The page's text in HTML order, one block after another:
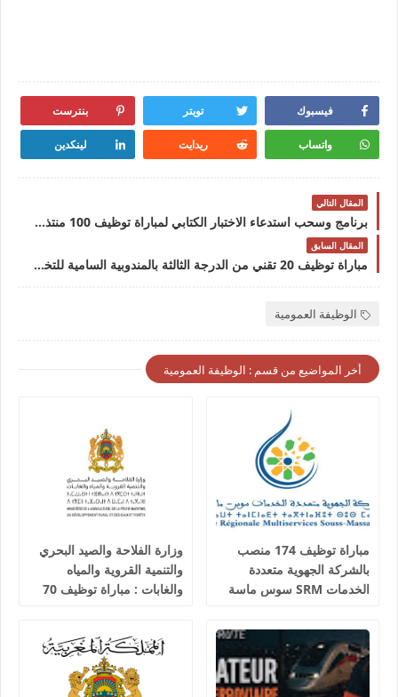
فيسبوك تويتر بنترست
واتساب ريدايت لينكدين
المقال التالي
برنامج وسحب استدعاء الاختبار الكتابي لمباراة توظيف 100 منتذب قضائي من الدرجة الثانية بوزارة العدل 2026
المقال السابق
مباراة توظيف 20 تقني من الدرجة الثالثة بالمندوبية السامية للتخطيط آخر أجل 1 يونيو 2026
الوظيفة العمومية
أخر المواضيع من قسم : الوظيفة العمومية
مباراة توظيف 174 منصب
بالشركة الجهوية متعددة
الخدمات SRM سوس ماسة
وزارة الفلاحة والصيد البحري
والتنمية القروية والمياه
والغابات : مباراة توظيف 70